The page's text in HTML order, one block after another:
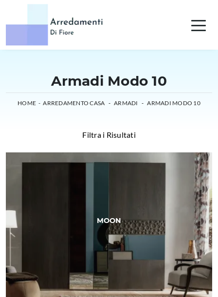
Armadi Modo 10
HOME - ARREDAMENTO CASA - ARMADI - ARMADI MODO 10
Filtra i Risultati
MOON